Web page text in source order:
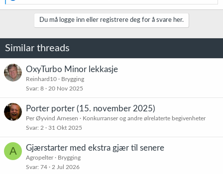
e
a
n
e
r
:
Du må logge inn eller registrere deg for å svare her.
Similar threads
OxyTurbo Minor lekkasje
Reinhard10
Brygging
Svar 8 20 Nov 2025
Porter porter (15. november 2025)
Per Øyvind Arnesen
Konkurranser og andre ølrelaterte begivenheter
Svar 2 31 Okt 2025
A Gjærstarter med ekstra gjær til senere
Agropelter
Brygging
Svar 74 2 Jul 2026